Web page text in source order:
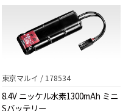
東京マルイ / 178534
8.4V ニッケル水素1300mAh ミニ
Sバッテリー